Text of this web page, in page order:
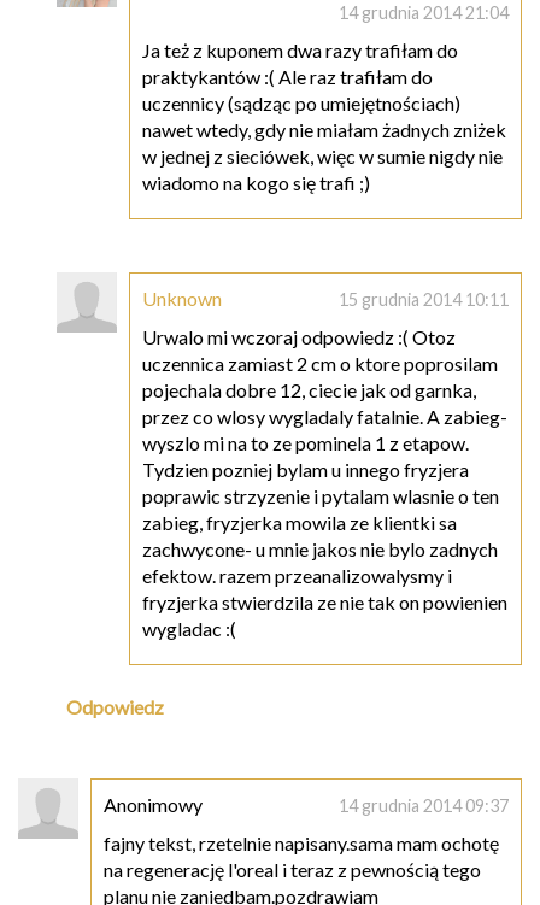
14 grudnia 2014 21:04
Ja też z kuponem dwa razy trafiłam do
praktykantów :( Ale raz trafiłam do
uczennicy (sądząc po umiejętnościach)
nawet wtedy, gdy nie miałam żadnych zniżek
w jednej z sieciówek, więc w sumie nigdy nie
wiadomo na kogo się trafi ;)
Unknown 15 grudnia 2014 10:11
Urwalo mi wczoraj odpowiedz :( Otoz
uczennica zamiast 2 cm o ktore poprosilam
pojechala dobre 12, ciecie jak od garnka,
przez co wlosy wygladaly fatalnie. A zabieg-
wyszlo mi na to ze pominela 1 z etapow.
Tydzien pozniej bylam u innego fryzjera
poprawic strzyzenie i pytalam wlasnie o ten
zabieg, fryzjerka mowila ze klientki sa
zachwycone- u mnie jakos nie bylo zadnych
efektow. razem przeanalizowalysmy i
fryzjerka stwierdzila ze nie tak on powienien
wygladac :(
Odpowiedz
Anonimowy 14 grudnia 2014 09:37
fajny tekst, rzetelnie napisany.sama mam ochotę
na regenerację l'oreal i teraz z pewnością tego
planu nie zaniedbam.pozdrawiam